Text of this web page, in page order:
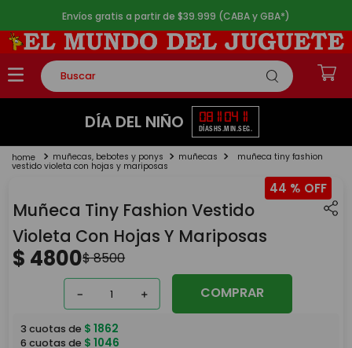
Envíos gratis a partir de $39.999 (CABA y GBA*)
Buscar
TÉRMINOS MÁS BUSCADOS
2.
lego
4.
monopatin
5
toy story
DÍA DEL NIÑO 08
DÍAS
11
HS.
04
MIN.
11
SEG.
muñecas, bebotes y ponys muñecas muñeca tiny fashion
vestido violeta con hojas y mariposas
44 %
Muñeca Tiny Fashion Vestido
Violeta Con Hojas Y Mariposas
$ 4800$8500
＋
－ COMPRAR
3 cuotas de $ 1862
6 cuotas de $ 1046